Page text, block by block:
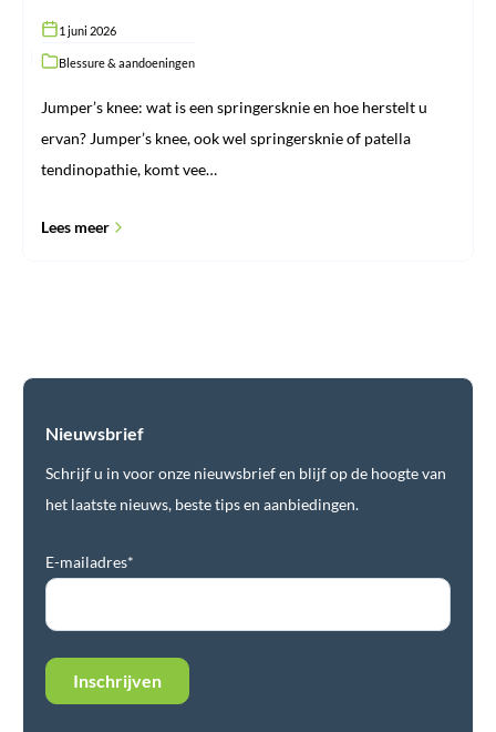
1 juni 2026
Blessure & aandoeningen
Jumper’s knee: wat is een springersknie en hoe herstelt u
ervan? Jumper’s knee, ook wel springersknie of patella
tendinopathie, komt vee…
Lees meer
Nieuwsbrief
Schrijf u in voor onze nieuwsbrief en blijf op de hoogte van
het laatste nieuws, beste tips en aanbiedingen.
E-mailadres*